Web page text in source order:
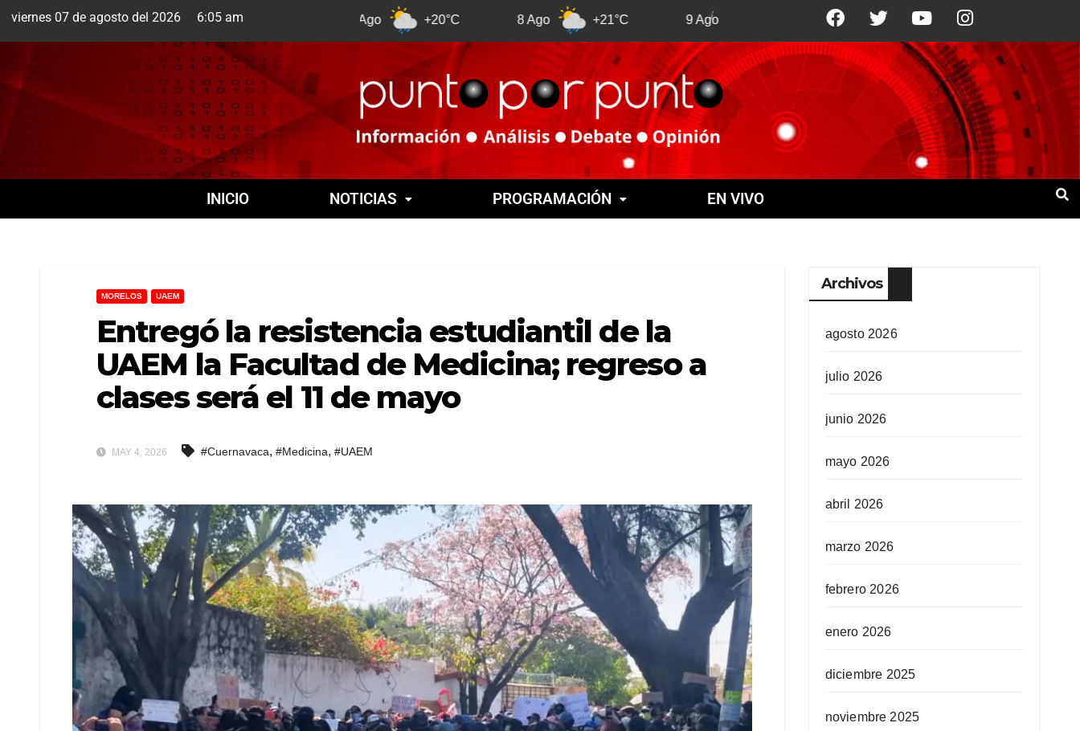
viernes 07 de agosto del 2026 6:05 am
Cuernavaca +20°C 8 Ago +21°C 9 Ago +21°C +21°C 11 Ago
INICIO NOTICIAS PROGRAMACIÓN EN VIVO
MORELOS UAEM
Entregó la resistencia estudiantil de la
UAEM la Facultad de Medicina; regreso a
clases será el 11 de mayo
MAY 4, 2026 #Cuernavaca, #Medicina, #UAEM
Archivos
agosto 2026
julio 2026
junio 2026
mayo 2026
abril 2026
marzo 2026
febrero 2026
enero 2026
diciembre 2025
noviembre 2025